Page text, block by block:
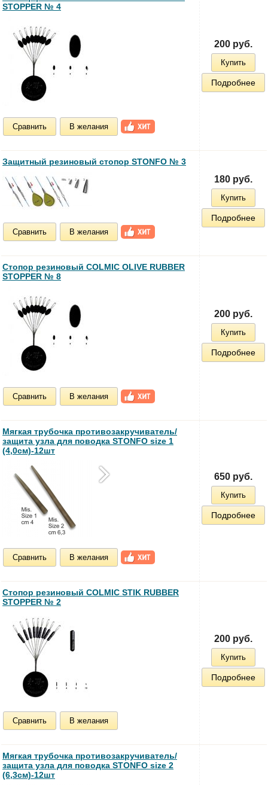
STOPPER № 4
Сравнить В желания
200 руб.
Купить
Подробнее
Защитный резиновый стопор STONFO № 3
Сравнить В желания
180 руб.
Купить
Подробнее
Стопор резиновый COLMIC OLIVE RUBBER
STOPPER № 8
Сравнить В желания
200 руб.
Купить
Подробнее
Мягкая трубочка противозакручиватель/
защита узла для поводка STONFO size 1
(4,0см)-12шт
Сравнить В желания
650 руб.
Купить
Подробнее
Стопор резиновый COLMIC STIK RUBBER
STOPPER № 2
Сравнить В желания
200 руб.
Купить
Подробнее
Мягкая трубочка противозакручиватель/
защита узла для поводка STONFO size 2
(6,3см)-12шт